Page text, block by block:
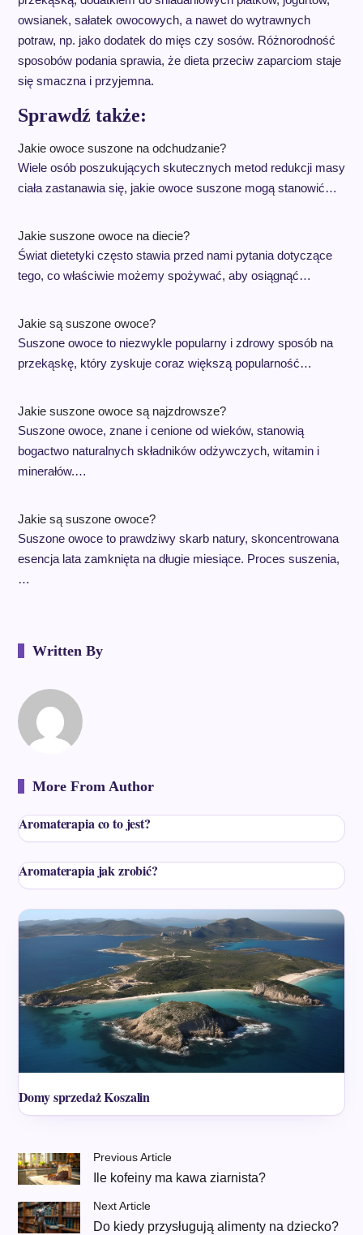
owsianek, sałatek owocowych, a nawet do wytrawnych
potraw, np. jako dodatek do mięs czy sosów. Różnorodność
sposobów podania sprawia, że dieta przeciw zaparciom staje
się smaczna i przyjemna.
Sprawdź także:
Jakie owoce suszone na odchudzanie?
Wiele osób poszukujących skutecznych metod redukcji masy
ciała zastanawia się, jakie owoce suszone mogą stanowić…
Jakie suszone owoce na diecie?
Świat dietetyki często stawia przed nami pytania dotyczące
tego, co właściwie możemy spożywać, aby osiągnąć…
Jakie są suszone owoce?
Suszone owoce to niezwykle popularny i zdrowy sposób na
przekąskę, który zyskuje coraz większą popularność…
Jakie suszone owoce są najzdrowsze?
Suszone owoce, znane i cenione od wieków, stanowią
bogactwo naturalnych składników odżywczych, witamin i
minerałów.…
Jakie są suszone owoce?
Suszone owoce to prawdziwy skarb natury, skoncentrowana
esencja lata zamknięta na długie miesiące. Proces suszenia,
…
Written By
More From Author
Aromaterapia co to jest?
Aromaterapia jak zrobić?
Domy sprzedaż Koszalin
Previous Article
Ile kofeiny ma kawa ziarnista?
Next Article
Do kiedy przysługują alimenty na dziecko?